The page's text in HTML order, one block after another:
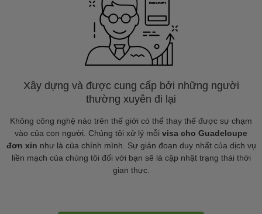
Xây dựng và được cung cấp bởi những người
thường xuyên đi lại
Không công nghệ nào trên thế giới có thể thay thế được sự chạm
vào của con người. Chúng tôi xử lý mỗi visa cho Guadeloupe
đơn xin như là của chính mình. Sự gián đoạn duy nhất của dịch vụ
liền mạch của chúng tôi đối với bạn sẽ là cập nhật trạng thái thời
gian thực.